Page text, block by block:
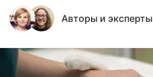
Авторы и эксперты